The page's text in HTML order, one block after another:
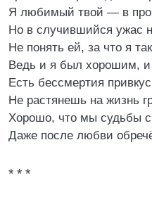
Я любимый твой — в
Но в случившийся ужас
Не понять ей, за что я
Ведь и я был хорошим,
Есть бессмертия
Не растянешь на жизнь
Хорошо, что мы судьбы с
Даже после любви
* * *